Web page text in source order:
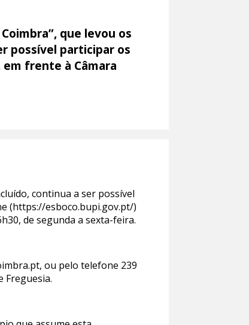
que levou os
possível participar os
em frente à Câmara
continua a ser possível
(https://esboco.bupi.gov.pt/)
de segunda a sexta-feira.
ou pelo telefone 239
Freguesia.